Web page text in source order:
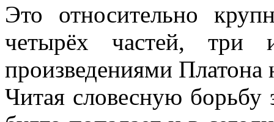
Это относительно
четырёх частей, три
произведениями
Читая словесную борьбу